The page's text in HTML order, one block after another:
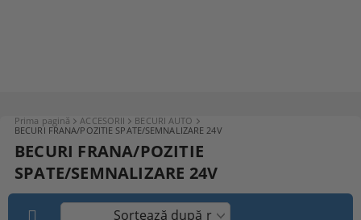
Prima pagină ACCESORII
BECURI AUTO
BECURI FRANA/POZITIE SPATE/SEMNALIZARE 24V
BECURI FRANA/POZITIE
SPATE/SEMNALIZARE 24V